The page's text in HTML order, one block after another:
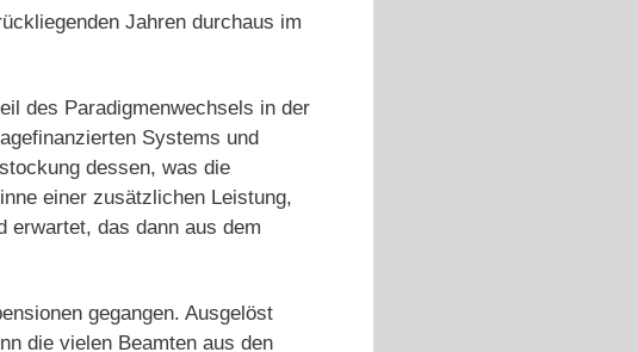
Jahren durchaus im
des Paradigmenwechsels in der
Systems und
dessen, was die
einer zusätzlichen Leistung,
erwartet, das dann aus dem
gegangen. Ausgelöst
die vielen Beamten aus den